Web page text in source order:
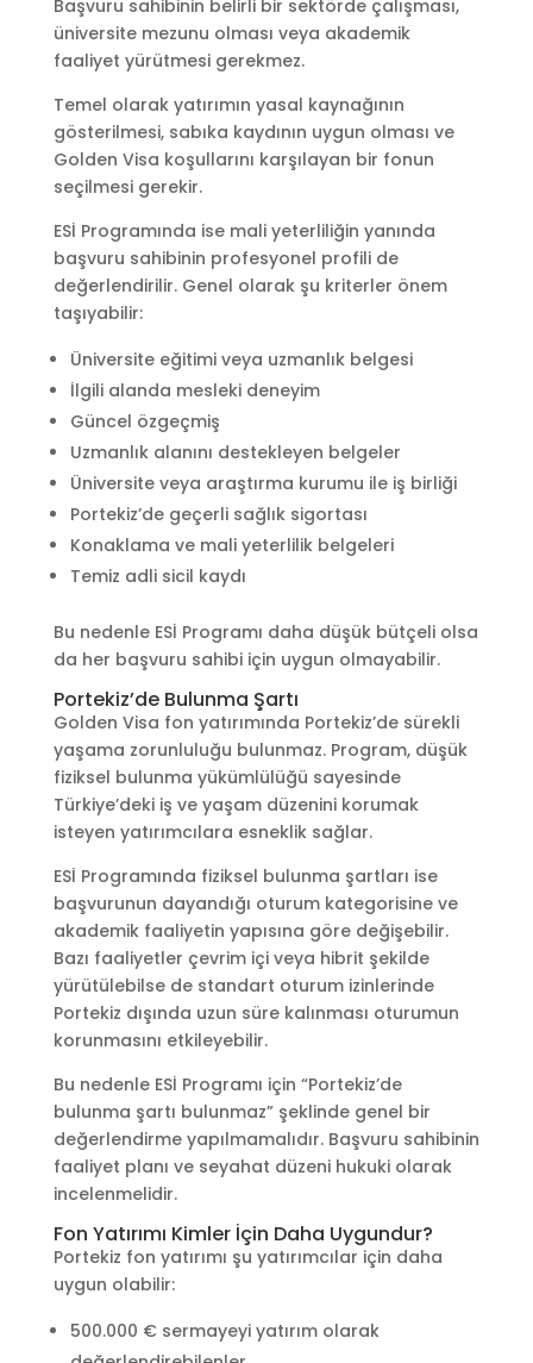
Başvuru sahibinin belirli bir sektörde çalışması,
üniversite mezunu olması veya akademik
faaliyet yürütmesi gerekmez.
Temel olarak yatırımın yasal kaynağının
gösterilmesi, sabıka kaydının uygun olması ve
Golden Visa koşullarını karşılayan bir fonun
seçilmesi gerekir.
ESİ Programında ise mali yeterliliğin yanında
başvuru sahibinin profesyonel profili de
değerlendirilir. Genel olarak şu kriterler önem
taşıyabilir:
Üniversite eğitimi veya uzmanlık belgesi
İlgili alanda mesleki deneyim
Güncel özgeçmiş
Uzmanlık alanını destekleyen belgeler
Üniversite veya araştırma kurumu ile iş birliği
Portekiz’de geçerli sağlık sigortası
Konaklama ve mali yeterlilik belgeleri
Temiz adli sicil kaydı
Bu nedenle ESİ Programı daha düşük bütçeli olsa
da her başvuru sahibi için uygun olmayabilir.
Portekiz’de Bulunma Şartı
Golden Visa fon yatırımında Portekiz’de sürekli
yaşama zorunluluğu bulunmaz. Program, düşük
fiziksel bulunma yükümlülüğü sayesinde
Türkiye’deki iş ve yaşam düzenini korumak
isteyen yatırımcılara esneklik sağlar.
ESİ Programında fiziksel bulunma şartları ise
başvurunun dayandığı oturum kategorisine ve
akademik faaliyetin yapısına göre değişebilir.
Bazı faaliyetler çevrim içi veya hibrit şekilde
yürütülebilse de standart oturum izinlerinde
Portekiz dışında uzun süre kalınması oturumun
korunmasını etkileyebilir.
Bu nedenle ESİ Programı için “Portekiz’de
bulunma şartı bulunmaz” şeklinde genel bir
değerlendirme yapılmamalıdır. Başvuru sahibinin
faaliyet planı ve seyahat düzeni hukuki olarak
incelenmelidir.
Fon Yatırımı Kimler İçin Daha Uygundur?
Portekiz fon yatırımı şu yatırımcılar için daha
uygun olabilir:
500.000 € sermayeyi yatırım olarak